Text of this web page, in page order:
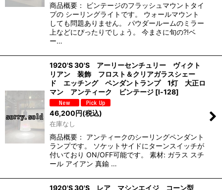
商品概要： ビンテージのフラッシュマウントタイ
プの シーリングライトです。 ウォールマウント
しても問題ありません。 パウダールームのミラー
上などにぴったりでしょう。 今まさに旬の?!ベ
ー…
1920'S 30'S アーリーセンチュリー ヴィクト
リアン 装飾 フロスト＆クリアガラスシェー
ド エッチング ペンダントランプ 1灯 大正ロ
マン アンティーク ビンテージ [l-128]
46,200円(税込)
在庫なし
商品概要： アンティークのシーリングペンダント
ランプです。 ソケットサイドにターンスイッチが
付いており ON/OFF可能です。 素材: ガラス スチ
ール アイアン 真鍮 …
1920'S 30'S レア マシンエイジ コーン型